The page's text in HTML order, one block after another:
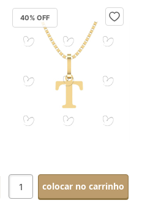
40% OFF
colocar no carrinho